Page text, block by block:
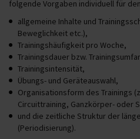
folgende Vorgaben individuell für
allgemeine Inhalte und
Beweglichkeit etc.),
Trainingshäufigkeit pro Woche,
Trainingsdauer bzw.
Trainingsintensität,
Übungs- und Geräteauswahl,
Organisationsform des Trainings
Circuittraining, Ganzkörper- oder
und die zeitliche Struktur der
(Periodisierung).